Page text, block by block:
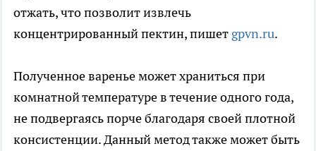
отжать, что позволит извлечь
концентрированный пектин, пишет gpvn.ru.
Полученное варенье может храниться при
комнатной температуре в течение одного года,
не подвергаясь порче благодаря своей плотной
консистенции. Данный метод также может быть